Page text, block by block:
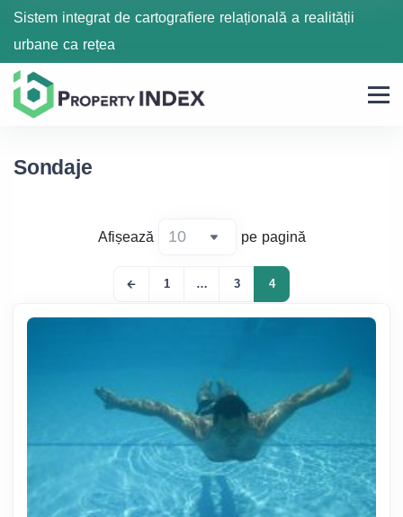
Sistem integrat de cartografiere relațională a realității
urbane ca rețea
Sondaje
Afișează pe pagină
1 … 3 4